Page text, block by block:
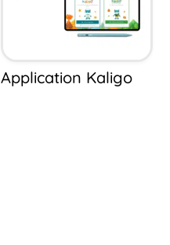
Application Kaligo